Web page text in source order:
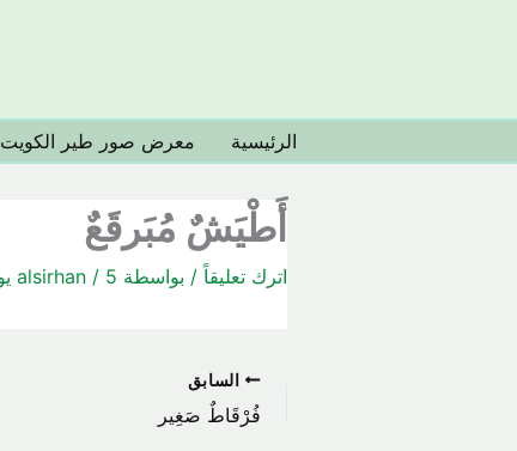
الرئيسية معرض صور طير الكويت
أَطْيَشٌ مُبَرقَعٌ
اترك تعليقاً / بواسطة alsirhan / 5 يوليو، 2020
السابق
فُرْقَاطٌ صَغِير